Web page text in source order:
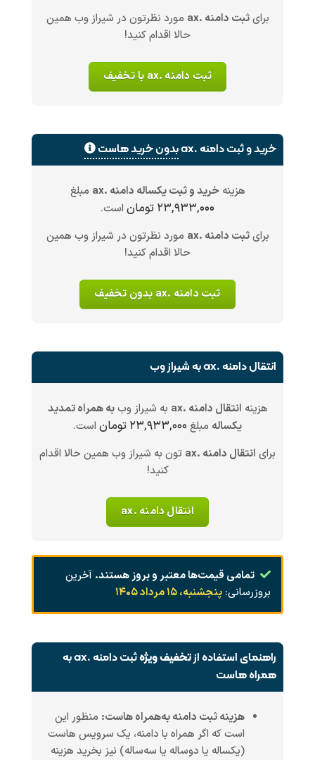
برایثبت دامنه .ax
مورد نظرتون در شیراز وب همین
حالا اقدام کنید!
ثبت دامنه .ax با تخفیف
خرید و ثبت دامنه .ax بدون خرید هاست
هزینه خرید و ثبت یکساله دامنه .ax مبلغ
۲۳,۹۳۳,۰۰۰ تومان
است.
برایثبت دامنه .ax
مورد نظرتون در شیراز وب همین
حالا اقدام کنید!
ثبت دامنه .ax بدون تخفیف
انتقال دامنه .ax به شیراز وب
هزینه انتقال دامنه .ax به شیراز وببه همراه تمدید
یکساله مبلغ ۲۳,۹۳۳,۰۰۰ تومان
است.
برای انتقال دامنه .ax
تون به شیراز وب همین حالا اقدام
کنید!
انتقال دامنه .ax
تمامی قیمت‌ها معتبر و بروز هستند. آخرین
بروزرسانی: پنجشنبه، ۱۵ مرداد ۱۴۰۵
راهنمای استفاده ازتخفیف ویژه
ثبت دامنه .ax به
همراه هاست
هزینه ثبت دامنه به‌همراه هاست: منظور این
است که اگر همراه با دامنه، یک سرویس هاست
(یکساله یا دوساله یا سه‌ساله) نیز بخرید هزینه